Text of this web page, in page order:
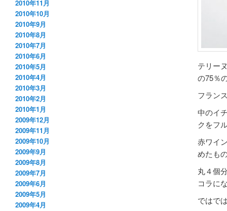
テリー
の75％
フラン
中のイ
クをフ
赤ワイ
めたも
丸４個
コラに
ではで
2010年11月
2010年10月
2010年9月
2010年8月
2010年7月
2010年6月
2010年5月
2010年4月
2010年3月
2010年2月
2010年1月
2009年12月
2009年11月
2009年10月
2009年9月
2009年8月
2009年7月
2009年6月
2009年5月
2009年4月